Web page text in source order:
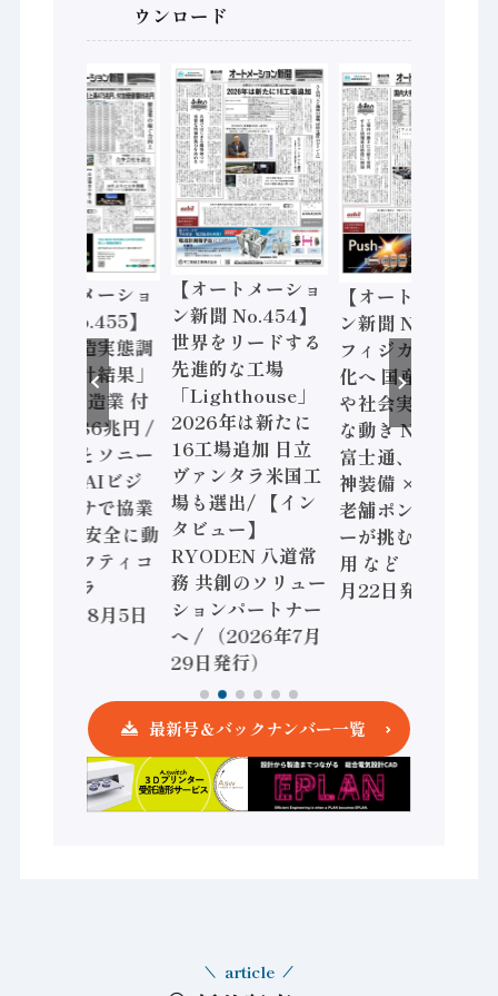
ウンロード
【オートメーショ
ン新聞 No.455】
「経済構造実態調
査二次集計結果」
2024年製造業 付
加価値額86兆円 /
三菱電機とソニー
セミコン AIビジ
ョンセンサで協業
/ IDEC、安全に動
かすセーフティコ
ントローラ
（2026年8月5日
【オートメーショ
ン新聞 No.454】
世界をリードする
先進的な工場
「Lighthouse」
2026年は新たに
16工場追加 日立
ヴァンタラ米国工
場も選出/ 【イン
タビュー】
RYODEN 八道常
務 共創のソリュー
ションパートナー
へ / （2026年7月
29日発行）
【オートメーショ
ン新聞 No.453】
フィジカルAI本格
化へ 国産AI開発
や社会実装に活発
な動き Noetra、
富士通、日立 / 兵
神装備 × HMS、
老舗ポンプメーカ
ーが挑むデータ活
用 など（2026年7
月22日発行）
最新号＆バックナンバー一覧
article